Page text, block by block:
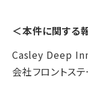
＜本件に関する
Casley Deep
会社フロントステ